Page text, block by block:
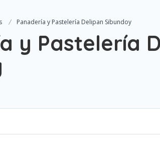
Panadería y Pastelería Delipan Sibundoy
y Pastelería